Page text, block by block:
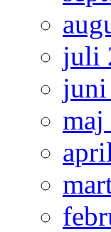
juli
juni
maj